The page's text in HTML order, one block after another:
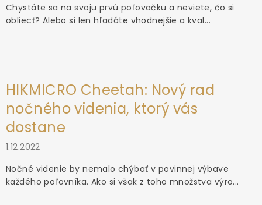
Chystáte sa na svoju prvú poľovačku a neviete, čo si
obliecť? Alebo si len hľadáte vhodnejšie a kval...
HIKMICRO Cheetah: Nový rad
nočného videnia, ktorý vás
dostane
1.12.2022
Nočné videnie by nemalo chýbať v povinnej výbave
každého poľovníka. Ako si však z toho množstva výro...